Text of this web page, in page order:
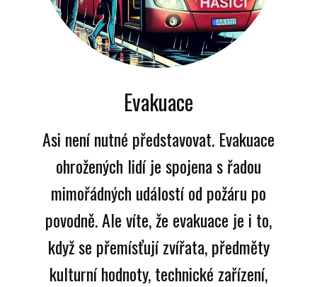
Evakuace
Asi není nutné představovat. Evakuace
ohrožených lidí je spojena s řadou
mimořádných událostí od požáru po
povodně. Ale víte, že evakuace je i to,
když se přemísťují zvířata, předměty
kulturní hodnoty, technické zařízení,